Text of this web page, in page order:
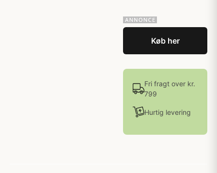
Køb her
Fri fragt over kr.
799
Hurtig levering